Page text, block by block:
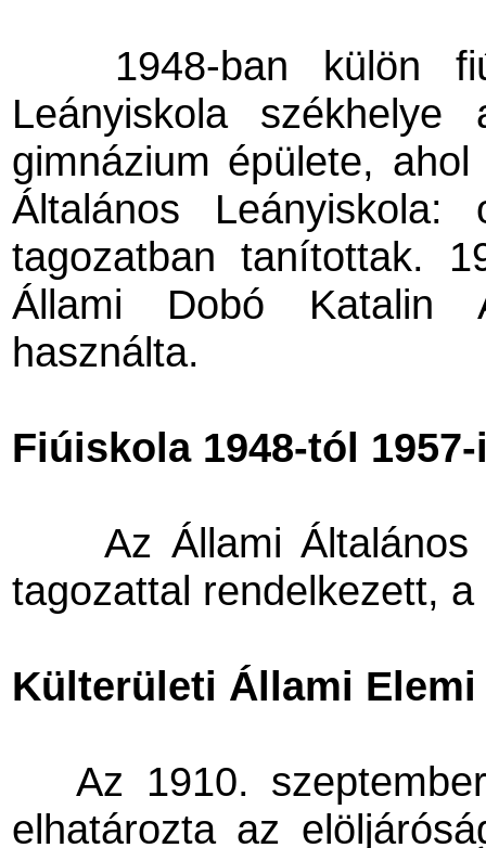
1948-ban külön
Leányiskola
gimnázium épülete,
Általános Leányiskola:
tagozatban tanítottak.
Állami Dobó Katalin
használta.
Fiúiskola 1948-tól
Az Állami
tagozattal rendelkezett,
Külterületi Állami
Az 1910.
elhatározta az